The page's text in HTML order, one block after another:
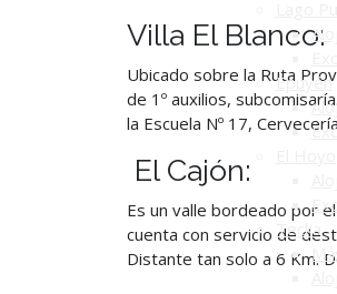
Epuyén
Tecka
Villa El Blanco:
Ubicado sobre la Ruta
de 1º auxilios,
la Escuela Nº 17,
El Cajón:
Es un valle bordeado por
cuenta con servicio de
Distante tan solo a 6 Km.